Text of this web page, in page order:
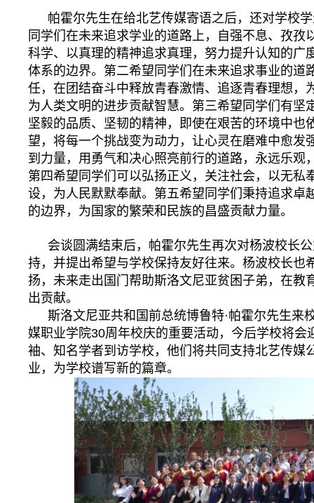
帕霍尔先生在给北艺传媒寄语之后，还对学校
同学们在未来追求学业的道路上，自强不息、孜孜
科学、以真理的精神追求真理，努力提升认知的广
体系的边界。第二希望同学们在未来追求事业的道
任，在团结奋斗中释放青春激情、追逐青春理想，
为人类文明的进步贡献智慧。第三希望同学们有坚
坚毅的品质、坚韧的精神，即使在艰苦的环境中也
望，将每一个挑战变为动力，让心灵在磨难中愈发
到力量，用勇气和决心照亮前行的道路，永远乐观
第四希望同学们可以弘扬正义，关注社会，以无私
设，为人民默默奉献。第五希望同学们秉持追求卓
的边界，为国家的繁荣和民族的昌盛贡献力量。
会谈圆满结束后，帕霍尔先生再次对杨波校长
持，并提出希望与学校保持友好往来。杨波校长也
扬，未来走出国门帮助斯洛文尼亚贫困子弟，在教
出贡献。
斯洛文尼亚共和国前总统博鲁特·帕霍尔先生来
媒职业学院30周年校庆的重要活动，今后学校将会
袖、知名学者到访学校，他们将共同支持北艺传媒
业，为学校谱写新的篇章。